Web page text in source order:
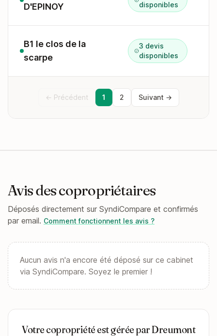
D'EPINOY
disponibles
B1 le clos de la
scarpe
3 devis
disponibles
← Précédent 1 2 Suivant →
Avis des copropriétaires
Déposés directement sur SyndiCompare et confirmés
par email. Comment fonctionnent les avis ?
Aucun avis n'a encore été déposé sur ce cabinet
via SyndiCompare. Soyez le premier !
Votre copropriété est gérée par Dreumont